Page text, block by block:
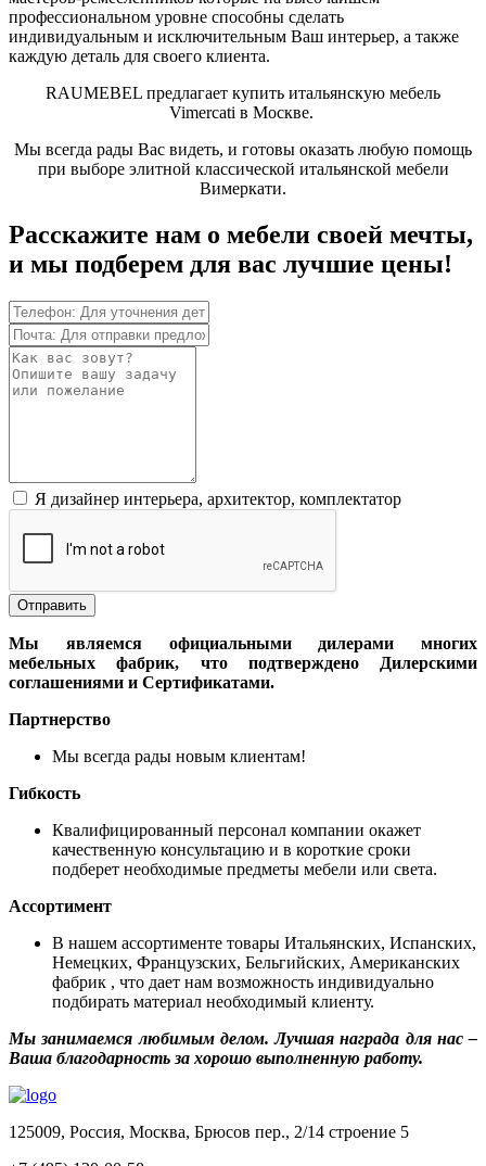
профессиональном уровне способны сделать
индивидуальным и исключительным Ваш интерьер, а также
каждую деталь для своего клиента.
RAUMEBEL предлагает купить итальянскую мебель
Vimercati в Москве.
Мы всегда рады Вас видеть, и готовы оказать любую помощь
при выборе элитной классической итальянской мебели
Вимеркати.
Расскажите нам о мебели своей мечты,
и мы подберем для вас лучшие цены!
Я дизайнер интерьера, архитектор, комплектатор
Отправить
Мы являемся официальными дилерами многих
мебельных фабрик, что подтверждено Дилерскими
соглашениями и Сертификатами.
Партнерство
Мы всегда рады новым клиентам!
Гибкость
Квалифицированный персонал компании окажет
качественную консультацию и в короткие сроки
подберет необходимые предметы мебели или света.
Ассортимент
В нашем ассортименте товары Итальянских, Испанских,
Немецких, Французских, Бельгийских, Американских
фабрик , что дает нам возможность индивидуально
подбирать материал необходимый клиенту.
Мы занимаемся любимым делом. Лучшая награда для нас –
Ваша благодарность за хорошо выполненную работу.
125009, Россия, Москва, Брюсов пер., 2/14 строение 5